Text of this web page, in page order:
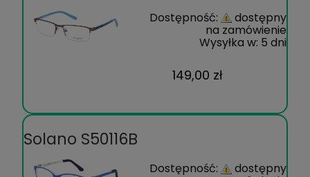
Dostępność: dostępny
na zamówienie
Wysyłka w: 5 dni
149,00 zł
Solano S50116B
Dostępność: dostępny